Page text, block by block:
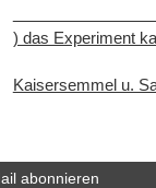
) das Experiment
Kaisersemmel u.
abonnieren